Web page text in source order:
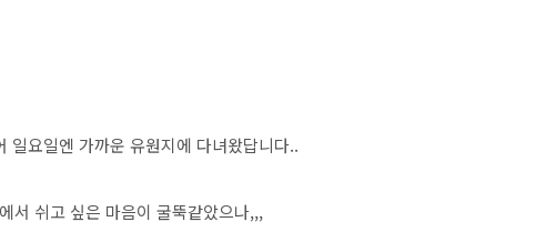
일요일엔 가까운 유원지에 다녀왔답니다..
서 쉬고 싶은 마음이 굴뚝같았으나,,,